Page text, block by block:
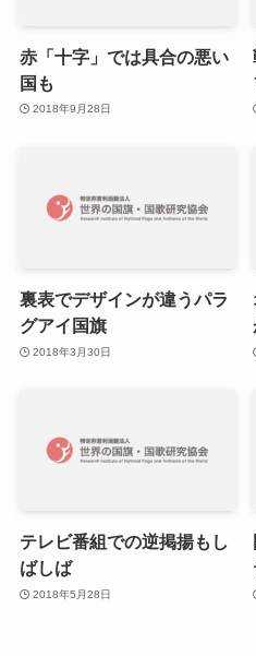
赤「十字」では具合の悪い
国も
2018年9月28日
裏表でデザインが違うパラ
グアイ国旗
2018年3月30日
テレビ番組での逆掲揚もし
ばしば
2018年5月28日